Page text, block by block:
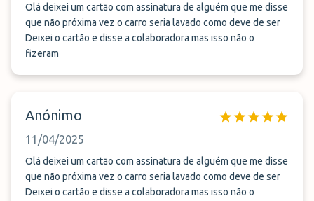
Olá deixei um cartão com assinatura de alguém que me disse
que não próxima vez o carro seria lavado como deve de ser
Deixei o cartão e disse a colaboradora mas isso não o
fizeram
Anónimo
11/04/2025
Olá deixei um cartão com assinatura de alguém que me disse
que não próxima vez o carro seria lavado como deve de ser
Deixei o cartão e disse a colaboradora mas isso não o